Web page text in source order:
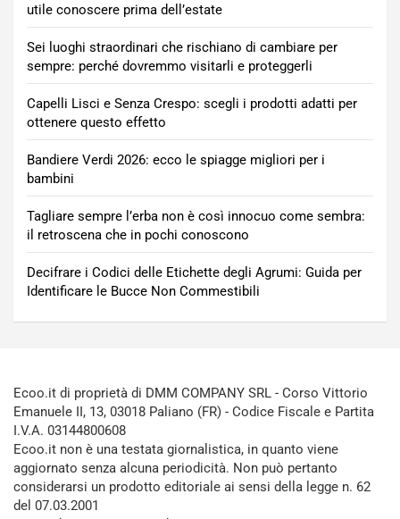
utile conoscere prima dell’estate
Sei luoghi straordinari che rischiano di cambiare per
sempre: perché dovremmo visitarli e proteggerli
Capelli Lisci e Senza Crespo: scegli i prodotti adatti per
ottenere questo effetto
Bandiere Verdi 2026: ecco le spiagge migliori per i
bambini
Tagliare sempre l’erba non è così innocuo come sembra:
il retroscena che in pochi conoscono
Decifrare i Codici delle Etichette degli Agrumi: Guida per
Identificare le Bucce Non Commestibili
Ecoo.it di proprietà di DMM COMPANY SRL - Corso Vittorio
Emanuele II, 13, 03018 Paliano (FR) - Codice Fiscale e Partita
I.V.A. 03144800608
Ecoo.it non è una testata giornalistica, in quanto viene
aggiornato senza alcuna periodicità. Non può pertanto
considerarsi un prodotto editoriale ai sensi della legge n. 62
del 07.03.2001